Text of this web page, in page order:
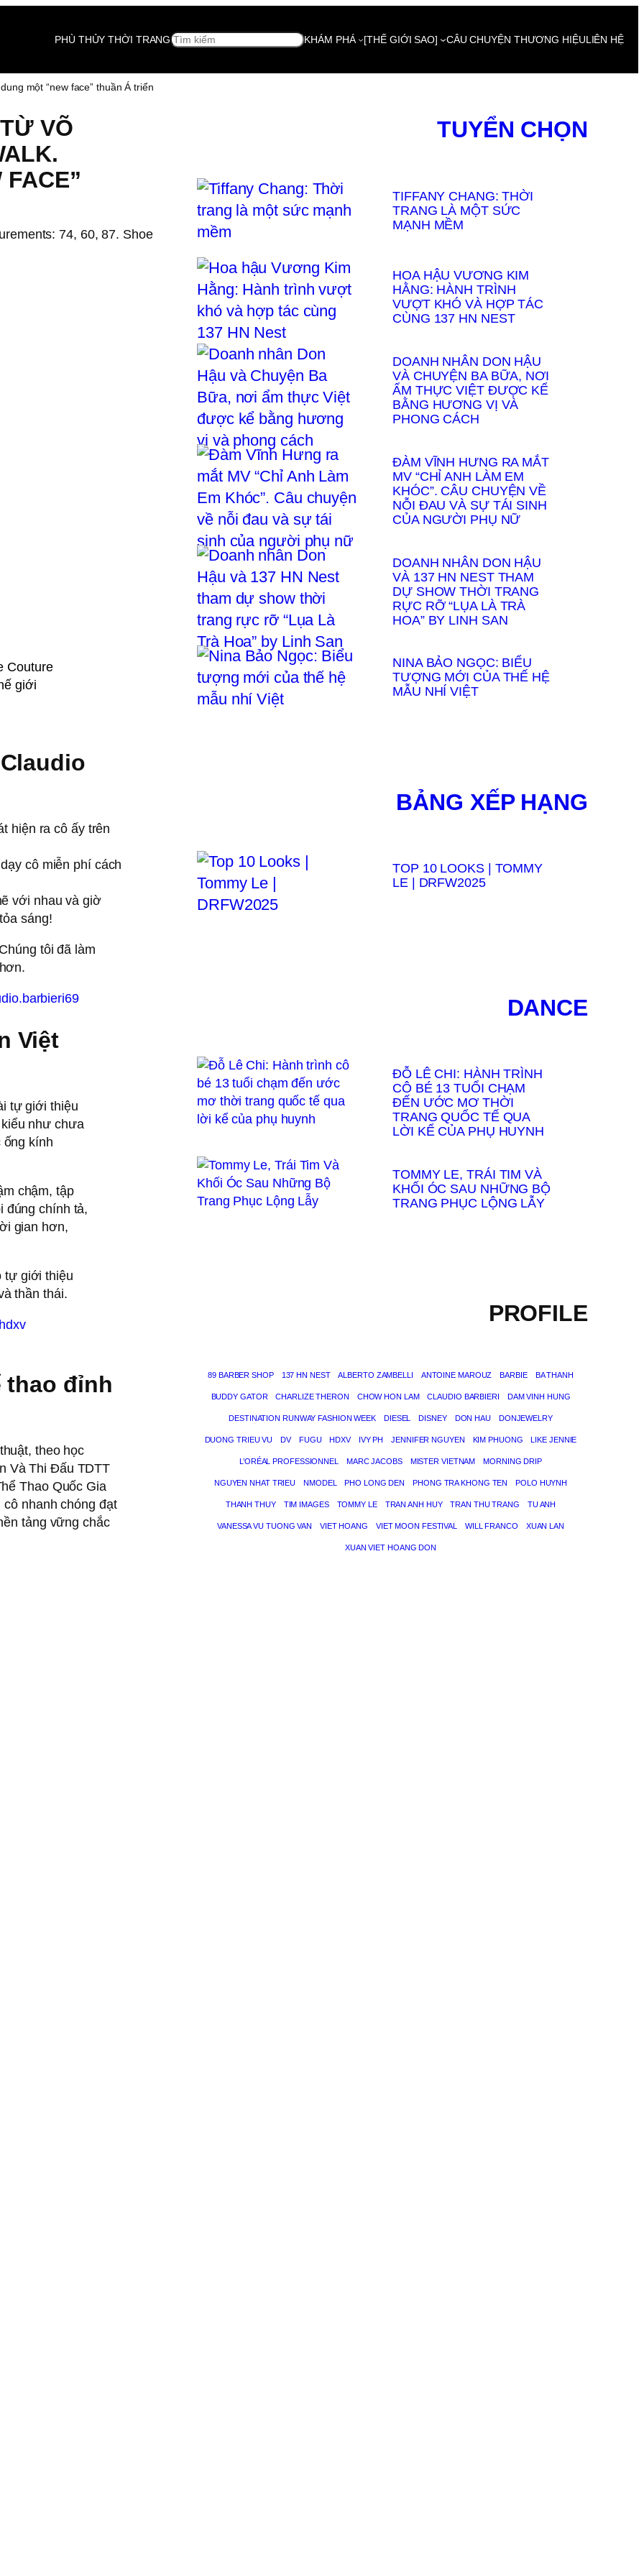
PHÙ THỦY THỜI TRANGSEARCH KHÁM PHÁ [THẾ GIỚI SAO] CÂU CHUYỆN THƯƠNG HIỆULIÊN HỆ
một “new face” thuần Á triển
VÕ
FACE”
74, 60, 87. Shoe
Couture
giới
hiện ra cô ấy trên
cô miễn phí cách
với nhau và giờ
sáng!
tôi đã làm
Việt
tự giới thiệu
kiểu như chưa
ống kính
chậm, tập
đúng chính tả,
gian hơn,
tự giới thiệu
thần thái.
thao đỉnh
theo học
Và Thi Đấu TDTT
Thao Quốc Gia
nhanh chóng đạt
tảng vững chắc
TUYỂN CHỌN
TIFFANY CHANG: THỜI
TRANG LÀ MỘT SỨC
MẠNH MỀM
HOA HẬU VƯƠNG KIM
HẰNG: HÀNH TRÌNH
VƯỢT KHÓ VÀ HỢP TÁC
CÙNG 137 HN NEST
DOANH NHÂN DON HẬU
VÀ CHUYỆN BA BỮA, NƠI
ẨM THỰC VIỆT ĐƯỢC KỂ
BẰNG HƯƠNG VỊ VÀ
PHONG CÁCH
ĐÀM VĨNH HƯNG RA MẮT
MV “CHỈ ANH LÀM EM
KHÓC”. CÂU CHUYỆN VỀ
NỖI ĐAU VÀ SỰ TÁI SINH
CỦA NGƯỜI PHỤ NỮ
DOANH NHÂN DON HẬU
VÀ 137 HN NEST THAM
DỰ SHOW THỜI TRANG
RỰC RỠ “LỤA LÀ TRÀ
HOA” BY LINH SAN
NINA BẢO NGỌC: BIỂU
TƯỢNG MỚI CỦA THẾ HỆ
MẪU NHÍ VIỆT
BẢNG XẾP HẠNG
TOP 10 LOOKS | TOMMY
LE | DRFW2025
DANCE
ĐỖ LÊ CHI: HÀNH TRÌNH
CÔ BÉ 13 TUỔI CHẠM
ĐẾN ƯỚC MƠ THỜI
TRANG QUỐC TẾ QUA
LỜI KỂ CỦA PHỤ HUYNH
TOMMY LE, TRÁI TIM VÀ
KHỐI ÓC SAU NHỮNG BỘ
TRANG PHỤC LỘNG LẪY
PROFILE
89 BARBER SHOP 137 HN NEST ALBERTO ZAMBELLI ANTOINE MAROUZ BARBIE BA THANH
BUDDY GATOR CHARLIZE THERON CHOW HON LAM CLAUDIO BARBIERI DAM VINH HUNG
DESTINATION RUNWAY FASHION WEEK DIESEL DISNEY DON HAU DONJEWELRY
DUONG TRIEU VU DV FUGU HDXV IVY PH JENNIFER NGUYEN KIM PHUONG LIKE JENNIE
L’ORÉAL PROFESSIONNEL MARC JACOBS MISTER VIETNAM MORNING DRIP
NGUYEN NHAT TRIEU NMODEL PHO LONG DEN PHONG TRA KHONG TEN POLO HUYNH
THANH THUY TIM IMAGES TOMMY LE TRAN ANH HUY TRAN THU TRANG TU ANH
VANESSA VU TUONG VAN VIET HOANG VIET MOON FESTIVAL WILL FRANCO XUAN LAN
XUAN VIET HOANG DON